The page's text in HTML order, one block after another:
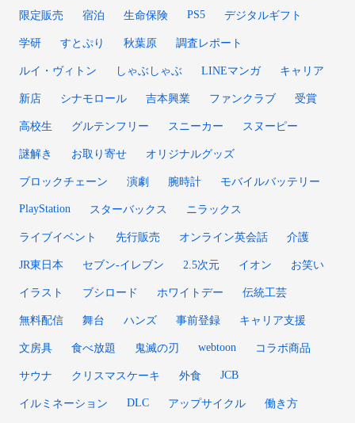
限定販売 宿泊 生命保険 PS5 デジタルギフト
学研 すとぷり 秋葉原 調査レポート
ルイ・ヴィトン しゃぶしゃぶ LINEマンガ キャリア
新店 シナモロール 吉本興業 ファンクラブ 受賞
高校生 グルテンフリー スニーカー スヌーピー
謎解き お取り寄せ オリジナルグッズ
ブロックチェーン 演劇 腕時計 モバイルバッテリー
PlayStation スターバックス ニラックス
ライブイベント 先行販売 オンライン英会話 介護
JR東日本 セブン-イレブン 2.5次元 イオン お笑い
イラスト ブシロード ホワイトデー 伝統工芸
無料配信 舞台 ハンズ 事前登録 キャリア支援
文房具 食べ放題 鬼滅の刃 webtoon コラボ商品
サウナ クリスマスケーキ 外食 JCB
イルミネーション DLC アップサイクル 働き方